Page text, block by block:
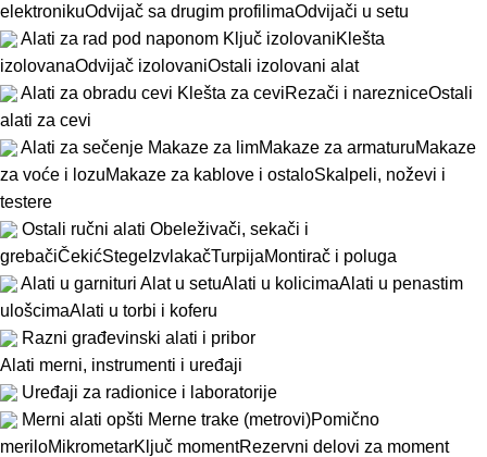
elektronikuOdvijač sa drugim profilimaOdvijači u setu
Alati za rad pod naponom Ključ izolovaniKlešta
izolovanaOdvijač izolovaniOstali izolovani alat
Alati za obradu cevi Klešta za ceviRezači i narezniceOstali
alati za cevi
Alati za sečenje Makaze za limMakaze za armaturuMakaze
za voće i lozuMakaze za kablove i ostaloSkalpeli, noževi i
testere
Ostali ručni alati Obeleživači, sekači i
grebačiČekićStege IzvlakačTurpijaMontirač i poluga
Alati u garnituri Alat u setuAlati u kolicimaAlati u penastim
ulošcimaAlati u torbi i koferu
Razni građevinski alati i pribor
Alati merni, instrumenti i uređaji
Uređaji za radionice i laboratorije
Merni alati opšti Merne trake (metrovi)Pomično
meriloMikrometarKljuč momentRezervni delovi za moment